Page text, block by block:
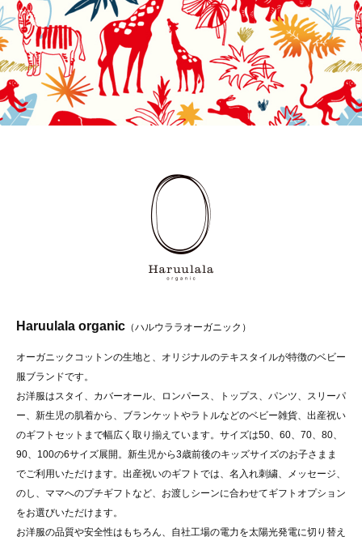
Haruulala organic （ハルウララオーガニック）
オーガニックコットンの生地と、オリジナルのテキスタイルが特徴のベビー
服ブランドです。
お洋服はスタイ、カバーオール、ロンパース、トップス、パンツ、スリーパ
ー、新生児の肌着から、ブランケットやラトルなどのベビー雑貨、出産祝い
のギフトセットまで幅広く取り揃えています。サイズは50、60、70、80、
90、100の6サイズ展開。新生児から3歳前後のキッズサイズのお子さまま
でご利用いただけます。出産祝いのギフトでは、名入れ刺繍、メッセージ、
のし、ママへのプチギフトなど、お渡しシーンに合わせてギフトオプション
をお選びいただけます。
お洋服の品質や安全性はもちろん、自社工場の電力を太陽光発電に切り替え